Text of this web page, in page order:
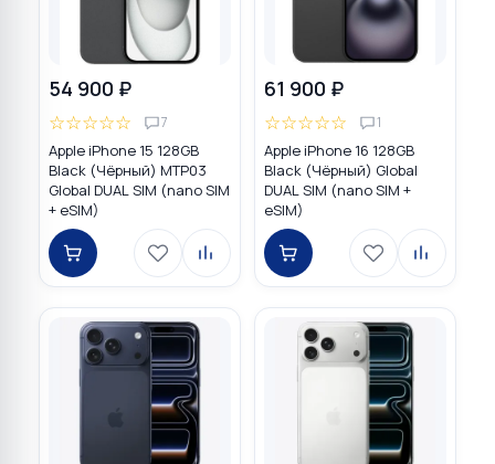
54 900 ₽
☆☆☆☆☆ 7
Apple iPhone 15 128GB
Black (Чёрный) MTP03
Global DUAL SIM (nano SIM
+ eSIM)
61 900 ₽
☆☆☆☆☆ 1
Apple iPhone 16 128GB
Black (Чёрный) Global
DUAL SIM (nano SIM +
eSIM)